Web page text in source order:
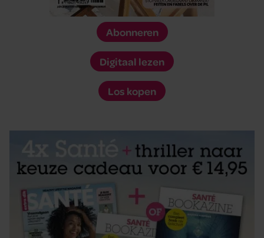
Abonneren
Digitaal lezen
Los kopen